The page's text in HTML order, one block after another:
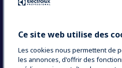
Ce site web utilise des
Les cookies nous permettent de
les annonces, d'offrir des